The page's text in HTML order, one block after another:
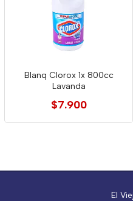
Blanq Clorox 1x 800cc
Lavanda
$7.900
El